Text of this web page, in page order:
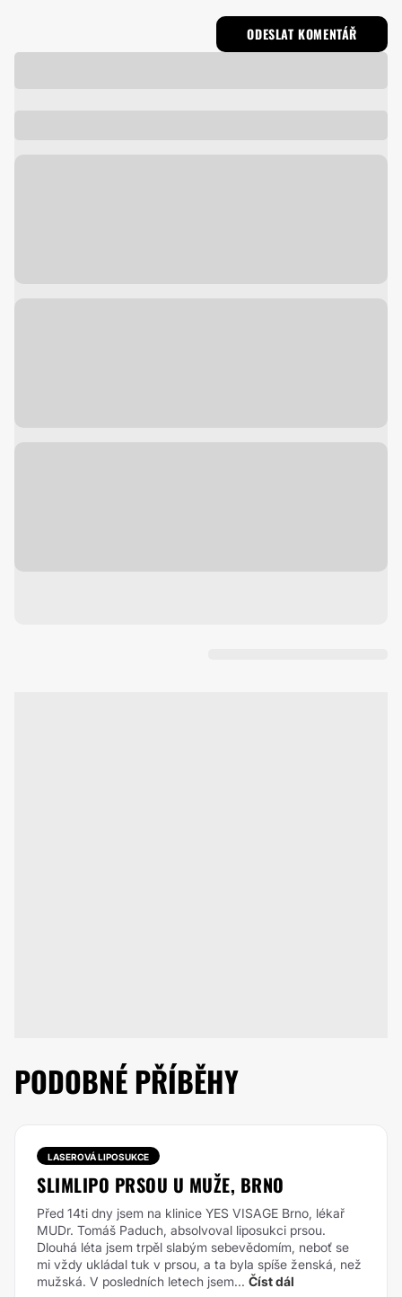
PODOBNÉ PŘÍBĚHY
LASEROVÁ LIPOSUKCE
SLIMLIPO PRSOU U MUŽE, BRNO
Před 14ti dny jsem na klinice YES VISAGE Brno, lékař
MUDr. Tomáš Paduch, absolvoval liposukci prsou.
Dlouhá léta jsem trpěl slabým sebevědomím, neboť se
mi vždy ukládal tuk v prsou, a ta byla spíše ženská, než
mužská. V posledních letech jsem... Číst dál